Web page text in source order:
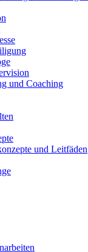
und Coaching
und Leitfäden